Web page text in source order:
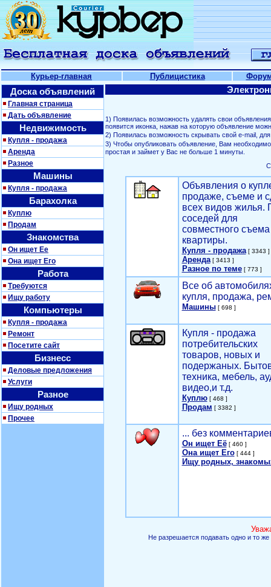
Курьер-главная Публицистика
Доска объявлений
Главная страница
Дать объявление
Недвижимость
Купля - продажа
Аренда
Разное
Машины
Купля - продажа
Барахолка
Куплю
Продам
Знакомства
Он ищет Ее
Она ищет Его
Работа
Требуются
Ищу работу
Компьютеры
Купля - продажа
Ремонт
Посетите сайт
Бизнесс
Деловые предложения
Услуги
Разное
Ищу родных
Прочее
1) Появилась возможность удалять свои
появится иконка, нажав на которую объявление
2) Появилась возможность скрывать свой е-mail,
3) Чтобы опубликовать объявление, Вам
простая и займет у Вас не больше 1 минуты.
Объявления о
продаже, съеме и
всех видов жилья.
соседей для
совместного съема
квартиры.
Купля - продажа[ 3343 ]
Аренда[ 3413 ]
Разное по теме[ 773 ]
Все об
купля, продажа,
Машины[ 698 ]
Купля - продажа
потребительских
товаров, новых и
подержаных.
техника, мебель,
видео,и т.д.
Куплю[ 468 ]
Продам [ 3382 ]
... без
Он ищет Её[ 460 ]
Она ищет Его[ 444 ]
Ищу родных,
Не разрешается подавать одно и то